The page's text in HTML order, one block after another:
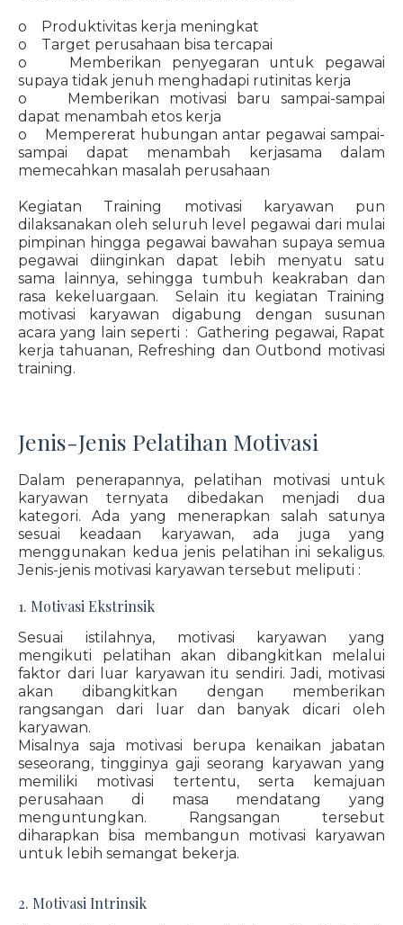
o Produktivitas kerja meningkat
o Target perusahaan bisa tercapai
o Memberikan penyegaran untuk pegawai
supaya tidak jenuh menghadapi rutinitas kerja
o Memberikan motivasi baru sampai-sampai
dapat menambah etos kerja
o Mempererat hubungan antar pegawai sampai-
sampai dapat menambah kerjasama dalam
memecahkan masalah perusahaan
Kegiatan Training motivasi karyawan pun
dilaksanakan oleh seluruh level pegawai dari mulai
pimpinan hingga pegawai bawahan supaya semua
pegawai diinginkan dapat lebih menyatu satu
sama lainnya, sehingga tumbuh keakraban dan
rasa kekeluargaan. Selain itu kegiatan Training
motivasi karyawan digabung dengan susunan
acara yang lain seperti : Gathering pegawai, Rapat
kerja tahuanan, Refreshing dan Outbond motivasi
training.
Jenis-Jenis Pelatihan Motivasi
Dalam penerapannya, pelatihan motivasi untuk
karyawan ternyata dibedakan menjadi dua
kategori. Ada yang menerapkan salah satunya
sesuai keadaan karyawan, ada juga yang
menggunakan kedua jenis pelatihan ini sekaligus.
Jenis-jenis motivasi karyawan tersebut meliputi :
1. Motivasi Ekstrinsik
Sesuai istilahnya, motivasi karyawan yang
mengikuti pelatihan akan dibangkitkan melalui
faktor dari luar karyawan itu sendiri. Jadi, motivasi
akan dibangkitkan dengan memberikan
rangsangan dari luar dan banyak dicari oleh
karyawan.
Misalnya saja motivasi berupa kenaikan jabatan
seseorang, tingginya gaji seorang karyawan yang
memiliki motivasi tertentu, serta kemajuan
perusahaan di masa mendatang yang
menguntungkan. Rangsangan tersebut
diharapkan bisa membangun motivasi karyawan
untuk lebih semangat bekerja.
2. Motivasi Intrinsik